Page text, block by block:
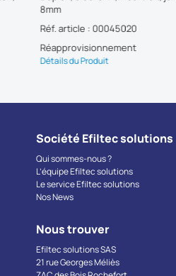
Réf. article : 00045020
Réapprovisionnement
Détails du Produit
Société Efiltec solutions
Qui sommes-nous ?
L’équipe Efiltec solutions
Le service Efiltec solutions
Nos News
Nous trouver
Efiltec solutions SAS
21 rue Georges Méliès